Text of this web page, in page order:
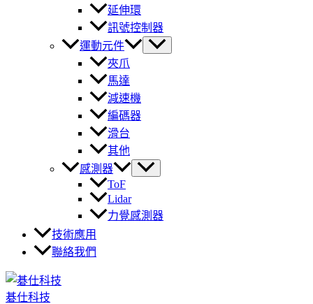
延伸環
訊號控制器
運動元件
夾爪
馬達
減速機
編碼器
滑台
其他
感測器
ToF
Lidar
力覺感測器
技術應用
聯絡我們
碁仕科技